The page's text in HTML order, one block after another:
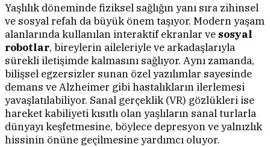
Yaşlılık döneminde fiziksel sağlığın yanı sıra zihinsel
ve sosyal refah da büyük önem taşıyor. Modern yaşam
alanlarında kullanılan interaktif ekranlar ve sosyal
robotlar, bireylerin aileleriyle ve arkadaşlarıyla
sürekli iletişimde kalmasını sağlıyor. Aynı zamanda,
bilişsel egzersizler sunan özel yazılımlar sayesinde
demans ve Alzheimer gibi hastalıkların ilerlemesi
yavaşlatılabiliyor. Sanal gerçeklik (VR) gözlükleri ise
hareket kabiliyeti kısıtlı olan yaşlıların sanal turlarla
dünyayı keşfetmesine, böylece depresyon ve yalnızlık
hissinin önüne geçilmesine yardımcı oluyor.